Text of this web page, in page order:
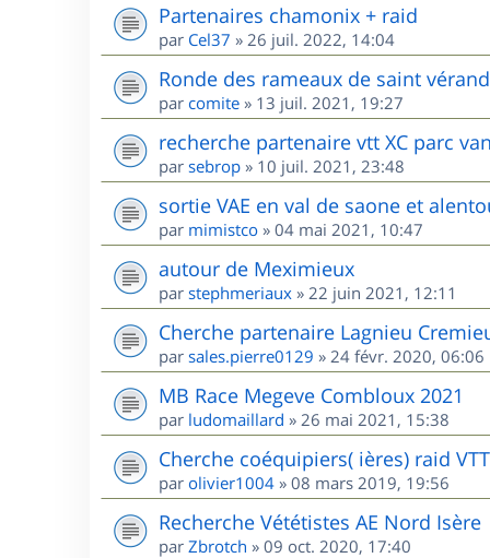
Partenaires chamonix + raid
par Cel37 » 26 juil. 2022, 14:04
Ronde des rameaux de saint
par comite » 13 juil. 2021, 19:27
recherche partenaire vtt XC parc
par sebrop » 10 juil. 2021, 23:48
sortie VAE en val de saone et
par mimistco » 04 mai 2021, 10:47
autour de Meximieux
par stephmeriaux » 22 juin 2021, 12:11
Cherche partenaire Lagnieu
par sales.pierre0129 » 24 févr. 2020, 06:06
MB Race Megeve Combloux 2021
par ludomaillard » 26 mai 2021, 15:38
Cherche coéquipiers( ières) raid
par olivier1004 » 08 mars 2019, 19:56
Recherche Vététistes AE Nord Isère
par Zbrotch » 09 oct. 2020, 17:40